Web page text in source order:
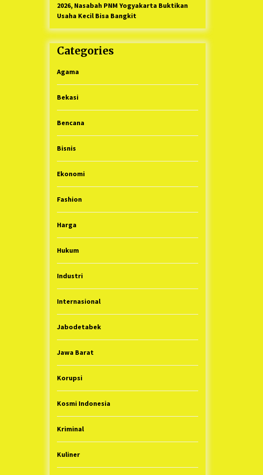
2026, Nasabah PNM Yogyakarta Buktikan
Usaha Kecil Bisa Bangkit
Categories
Agama
Bekasi
Bencana
Bisnis
Ekonomi
Fashion
Harga
Hukum
Industri
Internasional
Jabodetabek
Jawa Barat
Korupsi
Kosmi Indonesia
Kriminal
Kuliner